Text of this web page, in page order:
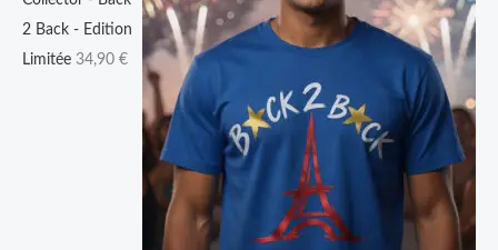
2 Back - Edition
Limitée 34,90 €